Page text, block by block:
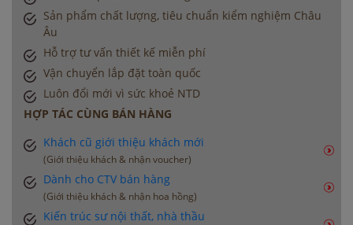
Sản phẩm chất lượng, tiêu chuẩn kiểm nghiệm Châu
Âu
Hỗ trợ tư vấn thiết kế miễn phí
Vận chuyển lắp đặt toàn quốc
Luôn đổi mới vì sức khoẻ NTD
HỢP TÁC CÙNG BÁN HÀNG
Khách cũ giới thiệu khách mới
(Giới thiệu khách & nhận voucher)
Dành cho CTV bán hàng
(Giới thiệu khách & nhận hoa hồng)
Kiến trúc sư nội thất, nhà thầu